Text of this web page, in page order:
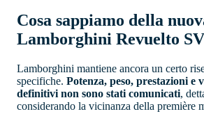
Cosa sappiamo della
Lamborghini Revuelto SV
Lamborghini mantiene ancora un certo
specifiche. Potenza, peso, prestazioni e
definitivi non sono stati comunicati,
considerando la vicinanza della première